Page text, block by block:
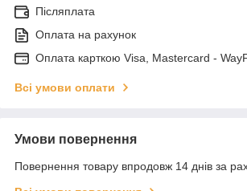
Післяплата
Оплата на рахунок
Оплата карткою Visa, Mastercard -
Всі умови оплати
Умови повернення
Повернення товару впродовж 14 днів за